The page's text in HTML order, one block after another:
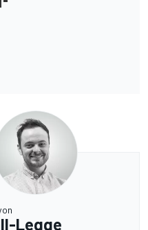
Legge